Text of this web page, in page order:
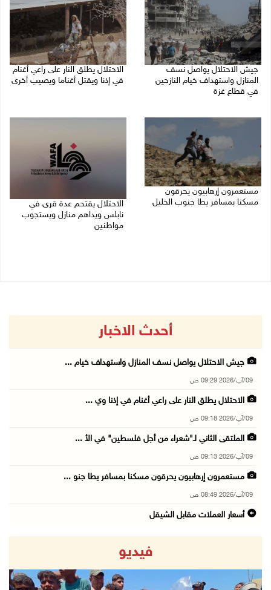
جيش الاحتلال يواصل نسف
المنازل واستهداف خيام النازحين
في قطاع غزة
الاحتلال يطلق النار على راعي أغنام
في إذنا ويقتل أغناما ويصيب أخرى
مستعمرون إرهابيون يحرقون
مسكنا بمسافر يطا جنوب الخليل
الاحتلال يقتحم عدة قرى في
نابلس ويداهم منازل ويستجوب
مواطنين
أحدث الاخبار
جيش الاحتلال يواصل نسف المنازل واستهداف خيام ...
09/آب/2026 09:29 ص
الاحتلال يطلق النار على راعي أغنام في إذنا وي ...
09/آب/2026 09:18 ص
الملتقى الثاني لـ"شعراء من أجل فلسطين" في الأ ...
09/آب/2026 09:13 ص
مستعمرون إرهابيون يحرقون مسكنا بمسافر يطا جنو ...
09/آب/2026 08:49 ص
أسعار العملات مقابل الشيقل
الاحتلال يقتحم عدة قرى في نابلس ويداهم منازل ...
09/آب/2026 08:36 ص
فيديو